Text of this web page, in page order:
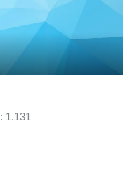
1.131